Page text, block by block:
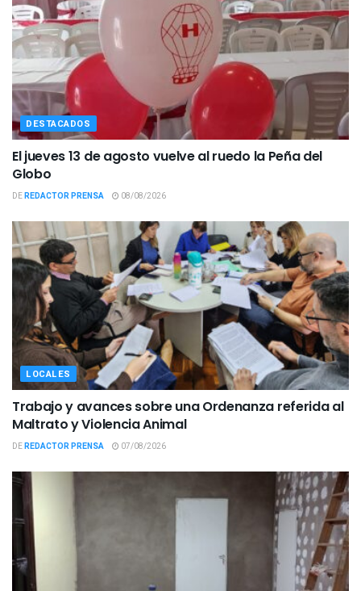
DESTACADOS
El jueves 13 de agosto vuelve al ruedo la Peña del
Globo
DEREDACTOR PRENSA 08/08/2026
LOCALES
Trabajo y avances sobre una Ordenanza referida al
Maltrato y Violencia Animal
DEREDACTOR PRENSA 07/08/2026